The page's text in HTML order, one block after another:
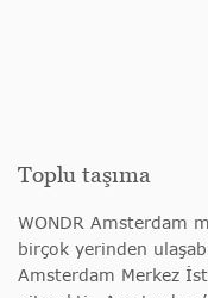
Toplu taşıma
WONDR Amsterdam
birçok yerinden
Amsterdam Merkez